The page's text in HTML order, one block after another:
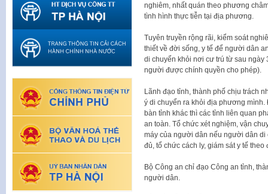
nghiêm, nhất quán theo phương
tình hình thực tiễn tại địa phương.
Tuyên truyền rộng rãi, kiểm soát
thiết về đời sống, y tế để người dân
di chuyển khỏi nơi cư trú từ sau
người được chính quyền cho phép).
Lãnh đạo tỉnh, thành phố chịu trách
ý di chuyển ra khỏi địa phương
bàn tỉnh khác thì các tỉnh liên quan
an toàn. Tổ chức xét nghiệm, vận
máy của người dân nếu người dân di
đủ, tổ chức cách ly, giám sát y tế
Bộ Công an chỉ đạo Công an tỉnh,
người dân.